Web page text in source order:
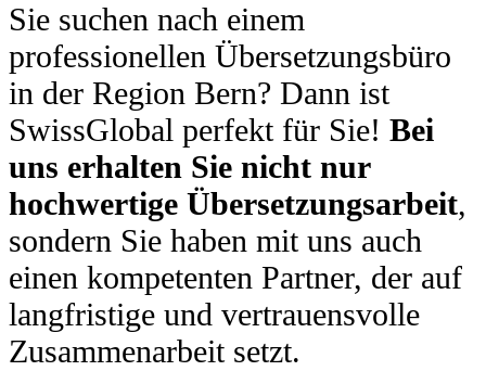
Sie suchen nach einem
professionellen Übersetzungsbüro
in der Region Bern? Dann ist
SwissGlobal perfekt für Sie! Bei
uns erhalten Sie nicht nur
hochwertige Übersetzungsarbeit,
sondern Sie haben mit uns auch
einen kompetenten Partner, der auf
langfristige und vertrauensvolle
Zusammenarbeit setzt.